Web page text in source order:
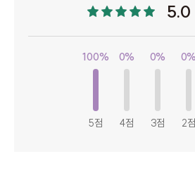
5.0
100%
5점
0%
4점
0%
3점
0%
2점